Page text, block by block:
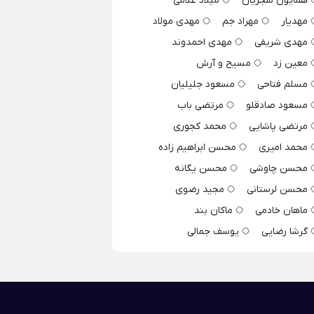
مهدیار
مهراد جم
مهدی مولاد
مهدی شریفی
مهدی احمدوند
معین زد
مسیح و آرش
مسلم فتاحی
مسعود جلیلیان
مسعود صادقلو
مرتضی باب
مرتضی پاشایی
محمد کجوری
محمد امیری
محسن ابراهیم زاده
محسن چاوشی
محسن یگانه
محسن لرستانی
مجید رضوی
ماهان خادمی
ماکان بند
گرشا رضایی
یوسف جمالی